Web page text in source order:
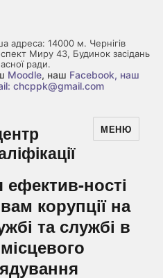
адреса: 14000 м. Чернігів
Миру 43, Будинок засідань
ради.
Moodle, наш Facebook, наш
chcppk@gmail.com
МЕНЮ
ності
корупції на
та службі в